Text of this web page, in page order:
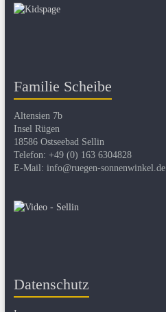
Familie Scheibe
Altensien 7b
Insel Rügen
18586 Ostseebad Sellin
Telefon: +49 (0) 163 6304828
E-Mail: info@ruegen-sonnenwinkel.de
Datenschutz